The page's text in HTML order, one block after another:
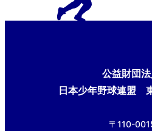
公益財団
日本少年野球連盟
〒110-